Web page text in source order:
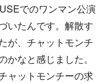
でのワンマン公演
いたんです。解散す
が、チャットモンチ
なと感じました。
ャットモンチーの求